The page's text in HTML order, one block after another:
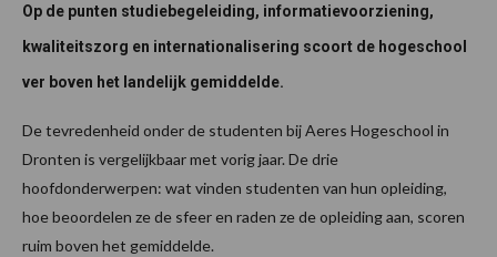
Op de punten studiebegeleiding, informatievoorziening,
kwaliteitszorg en internationalisering scoort de hogeschool
ver boven het landelijk gemiddelde.
De tevredenheid onder de studenten bij Aeres Hogeschool in
Dronten is vergelijkbaar met vorig jaar. De drie
hoofdonderwerpen: wat vinden studenten van hun opleiding,
hoe beoordelen ze de sfeer en raden ze de opleiding aan, scoren
ruim boven het gemiddelde.